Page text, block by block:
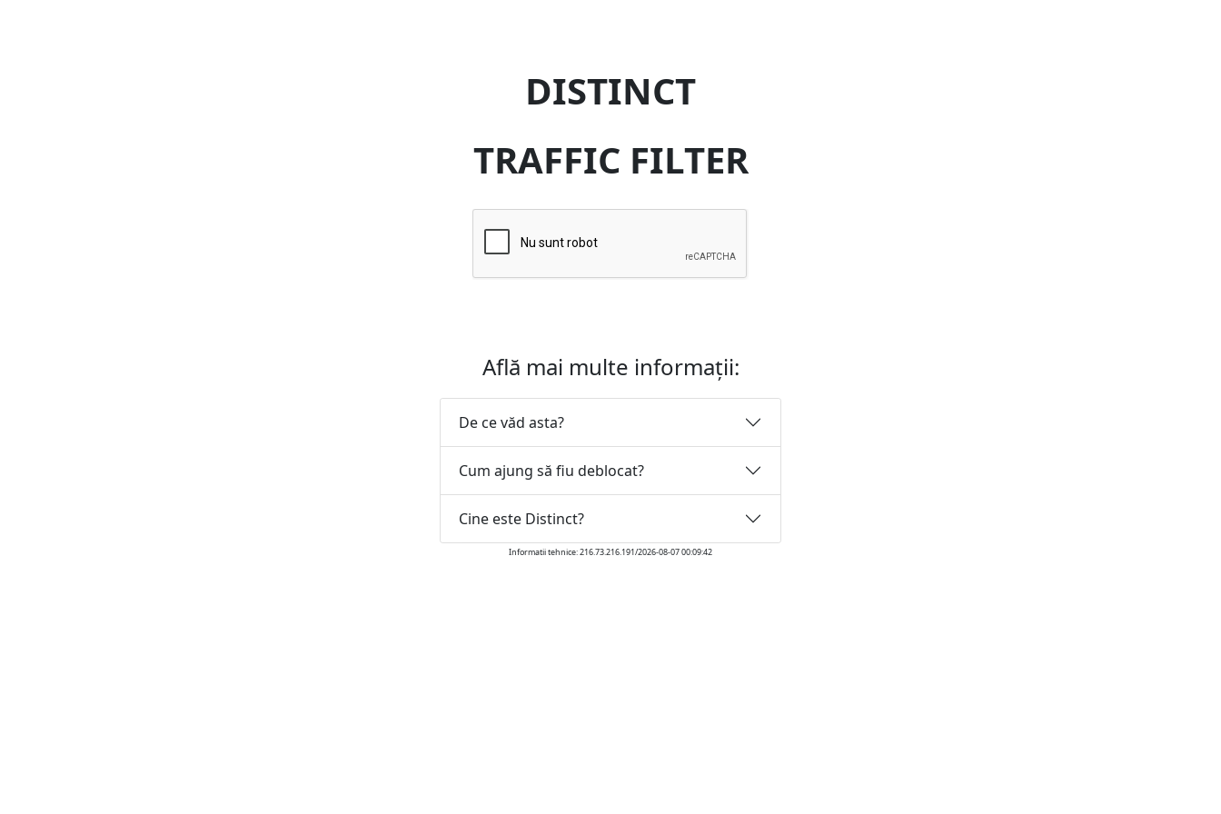
DISTINCT
TRAFFIC FILTER
Află mai multe informații:
De ce văd asta?
Cum ajung să fiu deblocat?
Cine este Distinct?
Informatii tehnice: 216.73.216.191/2026-08-07 00:09:42